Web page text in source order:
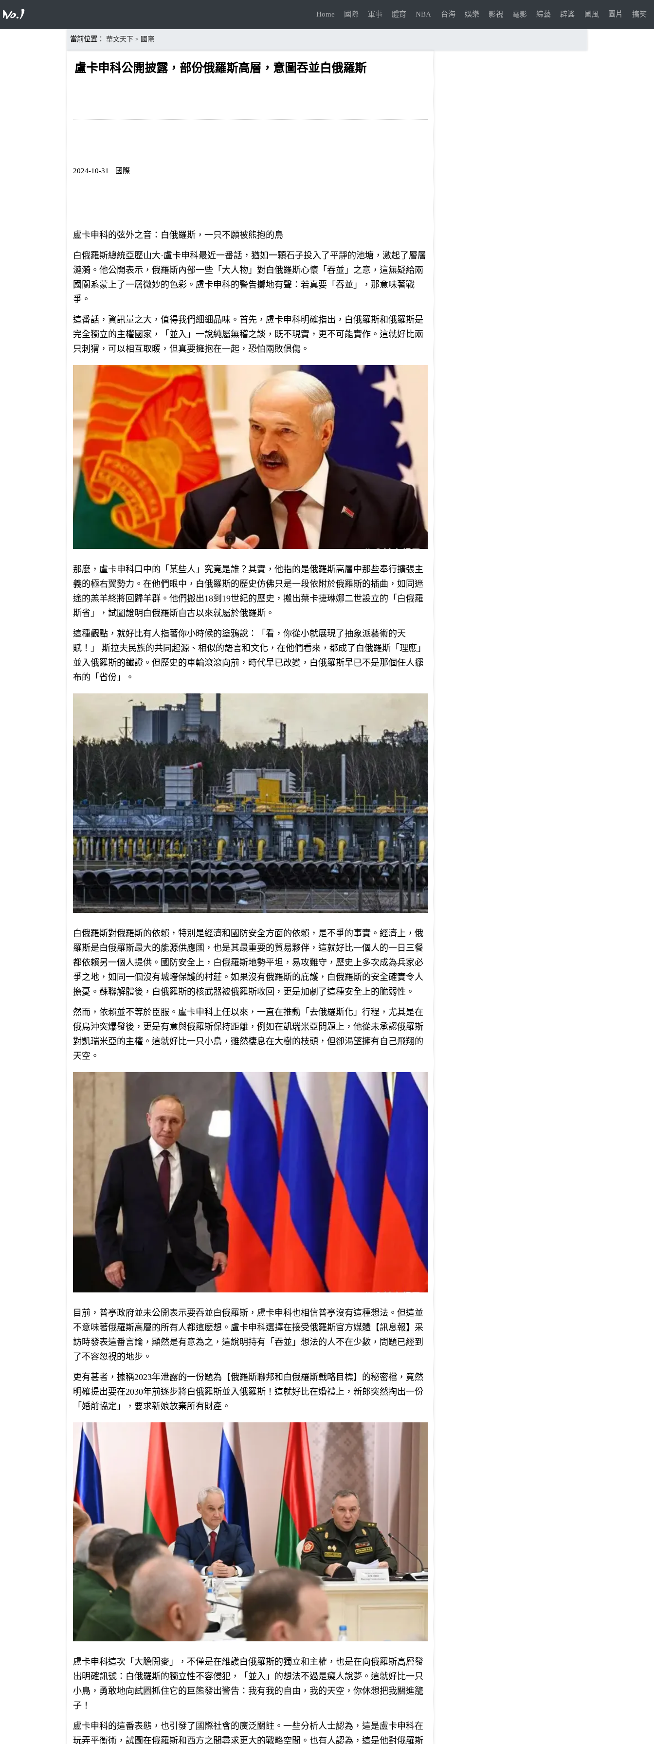
Home 國際 軍事 體育 NBA 台海 娛樂 影視 電影 綜藝 辟謠 國風 圖片 搞笑
當前位置： 華文天下 > 國際
盧卡申科公開披露，部份俄羅斯高層，意圖吞並白俄羅斯
2024-10-31 國際
盧卡申科的弦外之音：白俄羅斯，一只不願被熊抱的鳥
白俄羅斯總統亞歷山大·盧卡申科最近一番話，猶如一顆石子投入了平靜的池塘，激起了層層
漣漪。他公開表示，俄羅斯內部一些「大人物」對白俄羅斯心懷「吞並」之意，這無疑給兩
國關系蒙上了一層微妙的色彩。盧卡申科的警告擲地有聲：若真要「吞並」，那意味著戰
爭。
這番話，資訊量之大，值得我們細細品味。首先，盧卡申科明確指出，白俄羅斯和俄羅斯是
完全獨立的主權國家，「並入」一說純屬無稽之談，既不現實，更不可能實作。這就好比兩
只刺猬，可以相互取暖，但真要擁抱在一起，恐怕兩敗俱傷。
那麽，盧卡申科口中的「某些人」究竟是誰？其實，他指的是俄羅斯高層中那些奉行擴張主
義的極右翼勢力。在他們眼中，白俄羅斯的歷史仿佛只是一段依附於俄羅斯的插曲，如同迷
途的羔羊終將回歸羊群。他們搬出18到19世紀的歷史，搬出葉卡捷琳娜二世設立的「白俄羅
斯省」，試圖證明白俄羅斯自古以來就屬於俄羅斯。
這種觀點，就好比有人指著你小時候的塗鴉說：「看，你從小就展現了抽象派藝術的天
賦！」 斯拉夫民族的共同起源、相似的語言和文化，在他們看來，都成了白俄羅斯「理應」
並入俄羅斯的鐵證。但歷史的車輪滾滾向前，時代早已改變，白俄羅斯早已不是那個任人擺
布的「省份」。
白俄羅斯對俄羅斯的依賴，特別是經濟和國防安全方面的依賴，是不爭的事實。經濟上，俄
羅斯是白俄羅斯最大的能源供應國，也是其最重要的貿易夥伴，這就好比一個人的一日三餐
都依賴另一個人提供。國防安全上，白俄羅斯地勢平坦，易攻難守，歷史上多次成為兵家必
爭之地，如同一個沒有城墻保護的村莊。如果沒有俄羅斯的庇護，白俄羅斯的安全確實令人
擔憂。蘇聯解體後，白俄羅斯的核武器被俄羅斯收回，更是加劇了這種安全上的脆弱性。
然而，依賴並不等於臣服。盧卡申科上任以來，一直在推動「去俄羅斯化」行程，尤其是在
俄烏沖突爆發後，更是有意與俄羅斯保持距離，例如在凱瑞米亞問題上，他從未承認俄羅斯
對凱瑞米亞的主權。這就好比一只小鳥，雖然棲息在大樹的枝頭，但卻渴望擁有自己飛翔的
天空。
目前，普亭政府並未公開表示要吞並白俄羅斯，盧卡申科也相信普亭沒有這種想法。但這並
不意味著俄羅斯高層的所有人都這麽想。盧卡申科選擇在接受俄羅斯官方媒體【訊息報】采
訪時發表這番言論，顯然是有意為之，這說明持有「吞並」想法的人不在少數，問題已經到
了不容忽視的地步。
更有甚者，據稱2023年泄露的一份題為【俄羅斯聯邦和白俄羅斯戰略目標】的秘密檔，竟然
明確提出要在2030年前逐步將白俄羅斯並入俄羅斯！這就好比在婚禮上，新郎突然掏出一份
「婚前協定」，要求新娘放棄所有財產。
盧卡申科這次「大膽開麥」，不僅是在維護白俄羅斯的獨立和主權，也是在向俄羅斯高層發
出明確訊號：白俄羅斯的獨立性不容侵犯，「並入」的想法不過是癡人說夢。這就好比一只
小鳥，勇敢地向試圖抓住它的巨熊發出警告：我有我的自由，我的天空，你休想把我關進籠
子！
盧卡申科的這番表態，也引發了國際社會的廣泛關註。一些分析人士認為，這是盧卡申科在
玩弄平衡術，試圖在俄羅斯和西方之間尋求更大的戰略空間。也有人認為，這是他對俄羅斯